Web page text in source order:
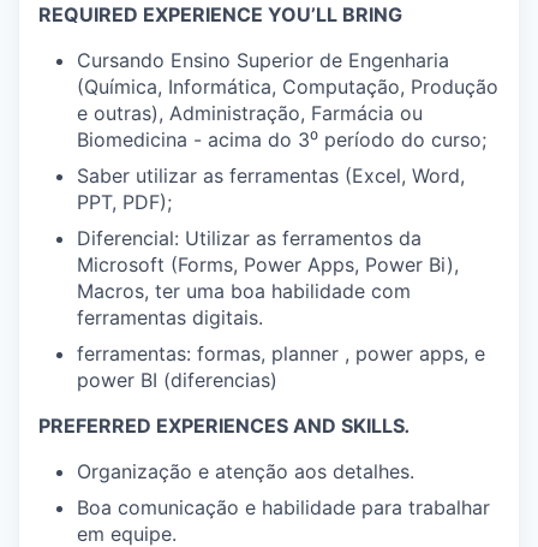
REQUIRED EXPERIENCE YOU’LL BRING
Cursando Ensino Superior de Engenharia
(Química, Informática, Computação, Produção
e outras), Administração, Farmácia ou
Biomedicina - acima do 3⁰ período do curso;
Saber utilizar as ferramentas (Excel, Word,
PPT, PDF);
Diferencial: Utilizar as ferramentos da
Microsoft (Forms, Power Apps, Power Bi),
Macros, ter uma boa habilidade com
ferramentas digitais.
ferramentas: formas, planner , power apps, e
power BI (diferencias)
PREFERRED EXPERIENCES AND SKILLS.
Organização e atenção aos detalhes.
Boa comunicação e habilidade para trabalhar
em equipe.